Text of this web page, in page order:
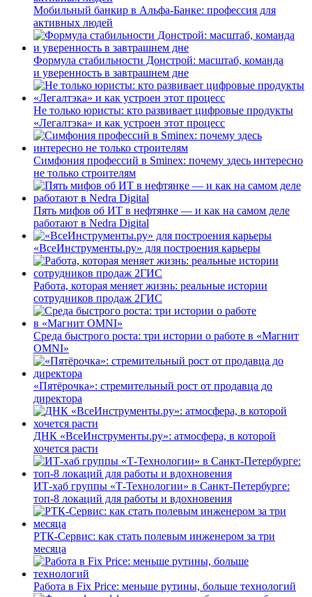
Мобильный банкир в Альфа-Банке: профессия для
активных людей
Формула стабильности Донстрой: масштаб, команда
и уверенность в завтрашнем дне
Не только юристы: кто развивает цифровые продукты
«Легалтэка» и как устроен этот процесс
Симфония профессий в Sminex: почему здесь интересно
не только строителям
Пять мифов об ИТ в нефтянке — и как на самом деле
работают в Nedra Digital
«ВсеИнструменты.ру» для построения карьеры
Работа, которая меняет жизнь: реальные истории
сотрудников продаж 2ГИС
Среда быстрого роста: три истории о работе в «Магнит
OMNI»
«Пятёрочка»: стремительный рост от продавца до
директора
ДНК «ВсеИнструменты.ру»: атмосфера, в которой
хочется расти
ИТ-хаб группы «Т-Технологии» в Санкт-Петербурге:
топ-8 локаций для работы и вдохновения
РТК-Сервис: как стать полевым инженером за три
месяца
Работа в Fix Price: меньше рутины, больше технологий